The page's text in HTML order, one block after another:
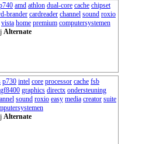
amd athlon dual-core cache chipset
brander cardreader channel sound roxio
vista home premium computersystemen
Alternate
p730 intel core processor cache fsb
gf8400 graphics directx ondersteuning
sound roxio easy media creator suite
Alternate